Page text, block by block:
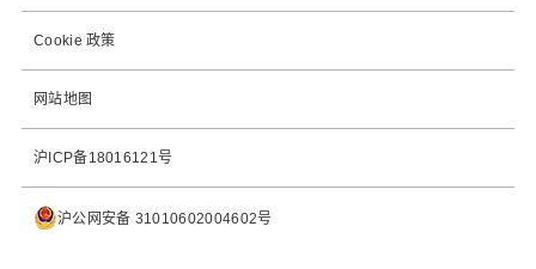
Cookie 政策
网站地图
沪ICP备18016121号
沪公网安备 31010602004602号